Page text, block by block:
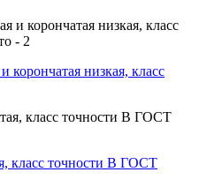
корончатая низкая, класс
класс точности В ГОСТ